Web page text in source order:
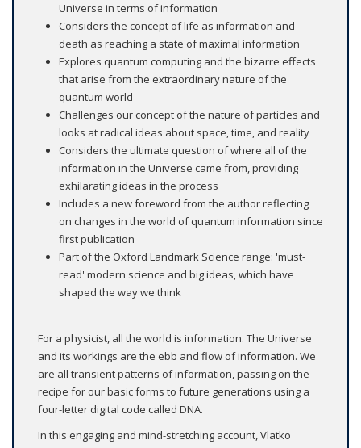
Universe in terms of information
Considers the concept of life as information and
death as reaching a state of maximal information
Explores quantum computing and the bizarre effects
that arise from the extraordinary nature of the
quantum world
Challenges our concept of the nature of particles and
looks at radical ideas about space, time, and reality
Considers the ultimate question of where all of the
information in the Universe came from, providing
exhilarating ideas in the process
Includes a new foreword from the author reflecting
on changes in the world of quantum information since
first publication
Part of the Oxford Landmark Science range: 'must-
read' modern science and big ideas, which have
shaped the way we think
For a physicist, all the world is information. The Universe
and its workings are the ebb and flow of information. We
are all transient patterns of information, passing on the
recipe for our basic forms to future generations using a
four-letter digital code called DNA.
In this engaging and mind-stretching account, Vlatko